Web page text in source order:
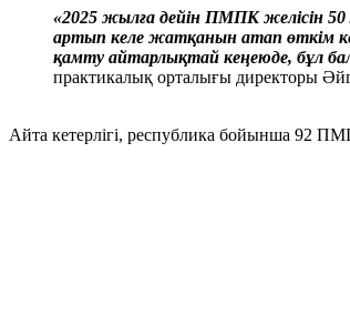
«2025 жылға дейін ПМПК желісін
артып келе жатқанын атап өткім
қамту айтарлықтай кеңеюде, бұл
практикалық орталығы директоры
Айта кетерлігі, республика бойынша 92